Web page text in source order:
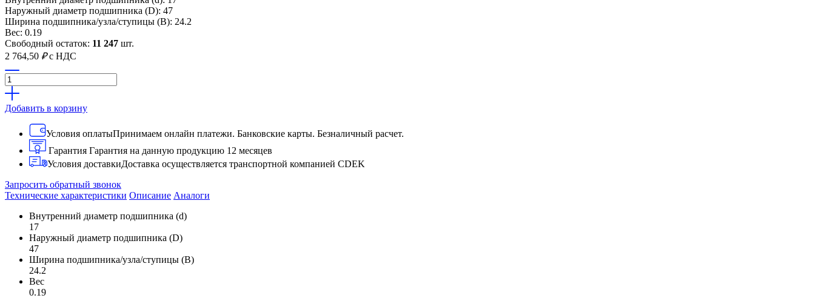
Наружный диаметр подшипника (D): 47
Ширина подшипника/узла/ступицы (B): 24.2
Вес: 0.19
Свободный остаток: 11 247 шт.
2 764,50 ₽ с НДС
Добавить в корзину
Условия оплатыПринимаем онлайн платежи. Банковские карты. Безналичный расчет.
Гарантия Гарантия на данную продукцию 12 месяцев
Условия доставкиДоставка осуществляется транспортной компанией CDEK
Запросить обратный звонок
Технические характеристики Описание Аналоги
Внутренний диаметр подшипника (d)
17
Наружный диаметр подшипника (D)
47
Ширина подшипника/узла/ступицы (B)
24.2
Вес
0.19